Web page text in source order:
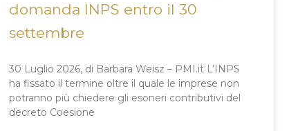
domanda INPS entro il 30
settembre
30 Luglio 2026, di Barbara Weisz – PMI.it L’INPS
ha fissato il termine oltre il quale le imprese non
potranno più chiedere gli esoneri contributivi del
decreto Coesione